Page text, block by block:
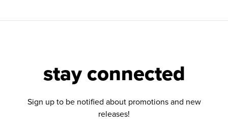
stay connected
Sign up to be notified about promotions and new
releases!